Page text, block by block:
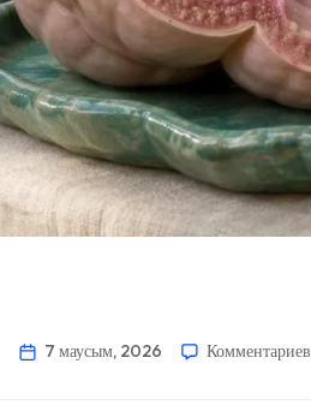
7 маусым, 2026 Комментариев